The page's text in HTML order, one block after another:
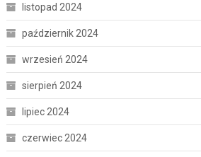
listopad 2024
październik 2024
wrzesień 2024
sierpień 2024
lipiec 2024
czerwiec 2024